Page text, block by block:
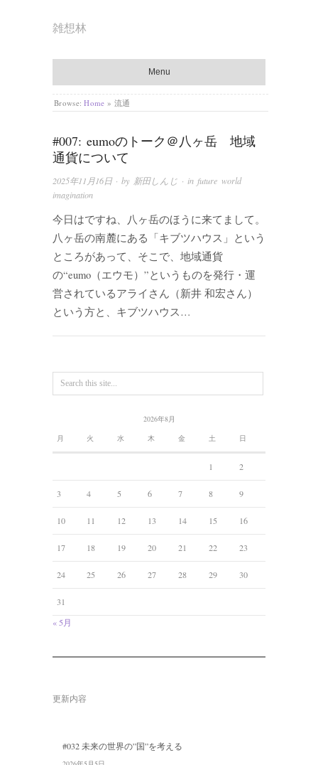
雑想林
Menu
Browse: Home » 流通
#007: eumoのトーク＠八ヶ岳 地域
通貨について
2025年11月16日· by 新田しんじ · in future world
imagination
今日はですね、八ヶ岳のほうに来てまして。
八ヶ岳の南麓にある「キブツハウス」という
ところがあって、そこで、地域通貨
の“eumo（エウモ）”というものを発行・運
営されているアライさん（新井 和宏さん）
という方と、キブツハウス…
2026年8月
月 火 水 木 金 土 日
1 2
3 4 5 6 7 8 9
10 11 12 13 14 15 16
17 18 19 20 21 22 23
24 25 26 27 28 29 30
31
« 5月
更新内容
#032 未来の世界の”国”を考える